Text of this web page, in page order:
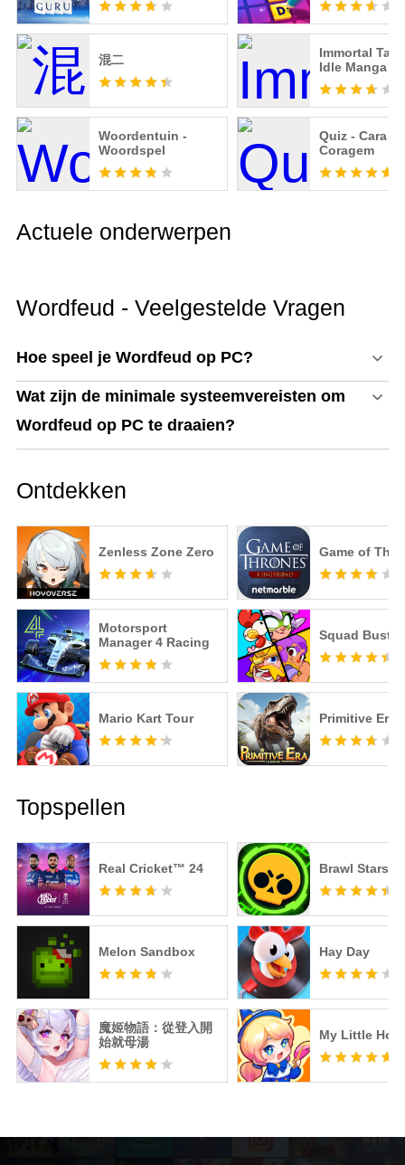
混二
Immortal
Idle Manga
Woordentuin -
Woordspel
Quiz - Cara e
Coragem
Actuele onderwerpen
Wordfeud - Veelgestelde Vragen
Hoe speel je Wordfeud op PC?
Wat zijn de minimale systeemvereisten om
Wordfeud op PC te draaien?
Ontdekken
Zenless Zone Zero Game of
Motorsport
Manager 4 Racing
Squad
Mario Kart Tour Primitive Era
Topspellen
Real Cricket™ 24
Melon Sandbox
魔姬物語：從登入開
始就母湯
Brawl Stars
Hay Day
My Little